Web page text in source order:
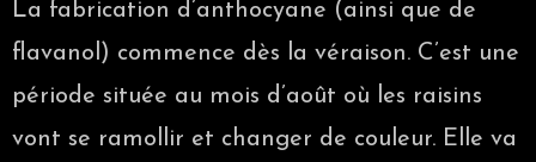
La fabrication d’anthocyane (ainsi que de
flavanol) commence dès la véraison. C’est une
période située au mois d’août où les raisins
vont se ramollir et changer de couleur. Elle va